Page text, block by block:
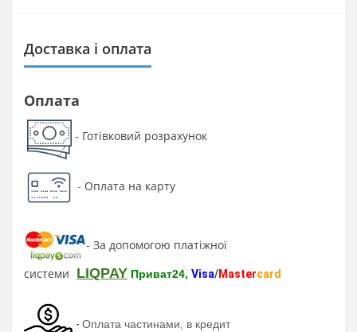
Доставка і оплата
Оплата
- Готівковий розрахунок
- Оплата на карту
- За допомогою платіжної
системи LIQPAY Приват24, Visa/Mastercard
- Оплата частинами, в кредит